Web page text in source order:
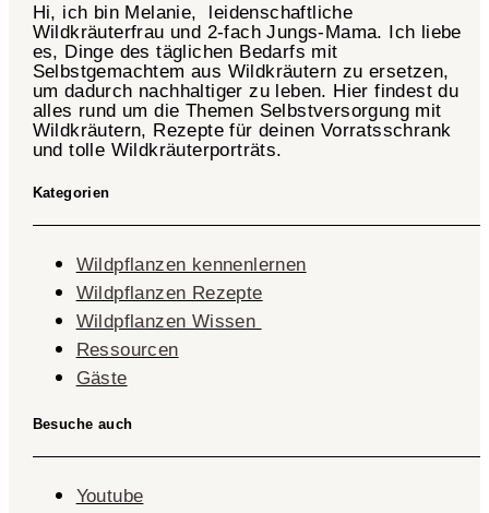
Hi, ich bin Melanie, leidenschaftliche
Wildkräuterfrau und 2-fachJungs-Mama. Ich liebe
es, Dinge des täglichen Bedarfs mit
Selbstgemachtem aus Wildkräutern zu ersetzen,
um dadurch nachhaltiger zu leben. Hier findest du
alles rund um die Themen Selbstversorgung mit
Wildkräutern, Rezepte für deinen Vorratsschrank
und tolle Wildkräuterporträts.
Kategorien
Wildpflanzen kennenlernen
Wildpflanzen Rezepte
Wildpflanzen Wissen ​
Ressourcen
Gäste
Besuche auch
Youtube